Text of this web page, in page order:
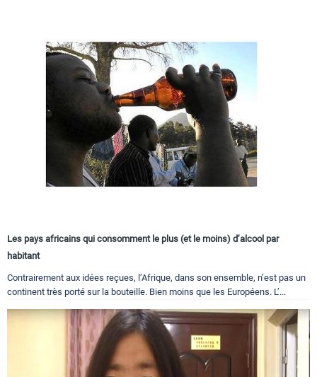
Les pays africains qui consomment le plus (et le moins) d’alcool par
habitant
Contrairement aux idées reçues, l’Afrique, dans son ensemble, n’est pas un
continent très porté sur la bouteille. Bien moins que les Européens. L’...